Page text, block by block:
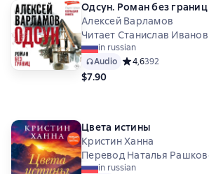
Одсун. Роман без границ
Алексей Варламов
Читает Станислав Иванов
in russian
Audio Средний рейтинг
4,6392
$7.90
Цвета истины
Кристин Ханна
Перевод Наталья
in russian